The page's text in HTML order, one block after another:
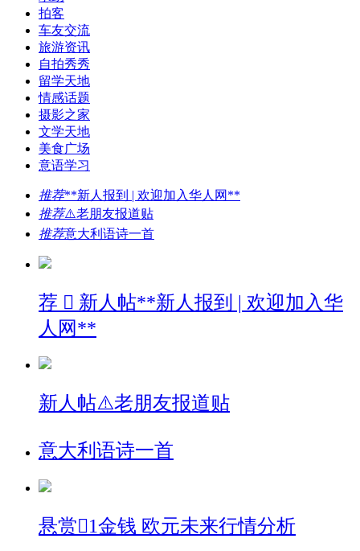
拍客
车友交流
旅游资讯
自拍秀秀
留学天地
情感话题
摄影之家
文学天地
美食广场
意语学习
推荐**新人报到 | 欢迎加入华人网**
推荐⚠️老朋友报道贴
推荐意大利语诗一首
荐  新人帖**新人报到 | 欢迎加入华
人网**
新人帖⚠️老朋友报道贴
意大利语诗一首
悬赏1金钱 欧元未来行情分析